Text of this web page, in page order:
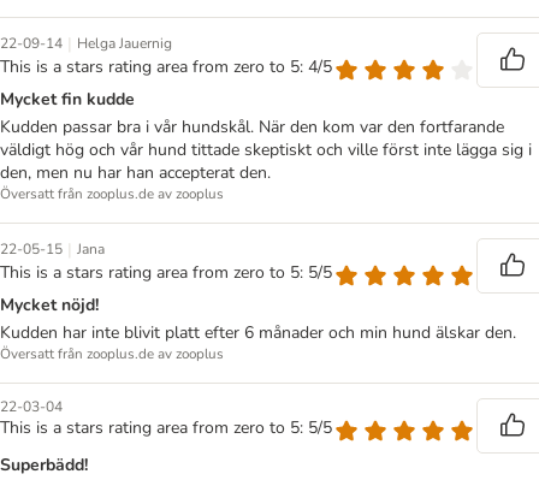
22-09-14 | Helga Jauernig
This is a stars rating area from zero to 5: 4/5
Mycket fin kudde
Kudden passar bra i vår hundskål. När den kom var den fortfarande
väldigt hög och vår hund tittade skeptiskt och ville först inte lägga sig i
den, men nu har han accepterat den.
Översatt från zooplus.de av zooplus
22-05-15 | Jana
This is a stars rating area from zero to 5: 5/5
Mycket nöjd!
Kudden har inte blivit platt efter 6 månader och min hund älskar den.
Översatt från zooplus.de av zooplus
22-03-04
This is a stars rating area from zero to 5: 5/5
Superbädd!